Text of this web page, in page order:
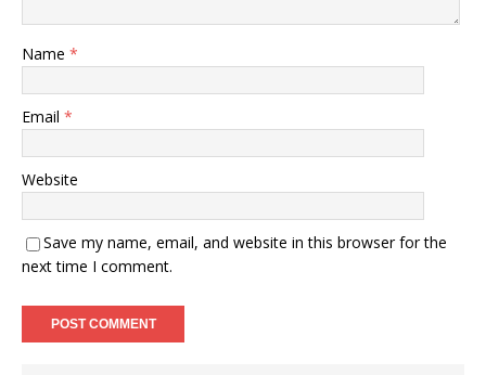
Name *
Email *
Website
Save my name, email, and website in this browser for the
next time I comment.